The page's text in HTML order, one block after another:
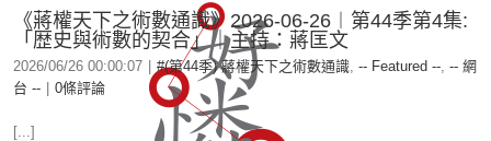
《蔣權天下之術數通識》2026-06-26︱第44季第4集:
「歴史與術數的契合」｜主持：蔣匡文
2026/06/26 00:00:07 #(第44季) 蔣權天下之術數通識, -- Featured --, -- 網
台 --
0條評論
[...]